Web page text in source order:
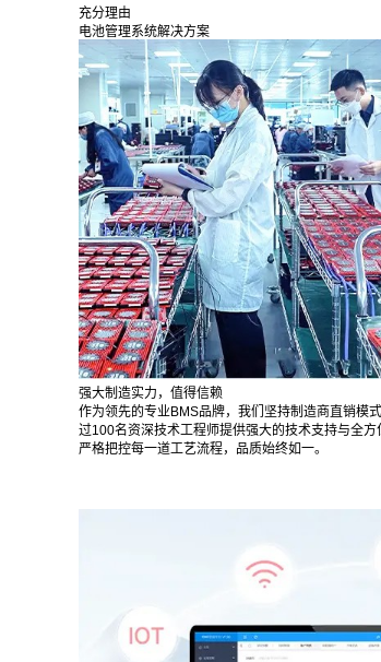
充分理由
电池管理系统解决方案
强大制造实力，值得信赖
作为领先的专业BMS品牌，我们坚持制造商直销模
过100名资深技术工程师提供强大的技术支持与全
严格把控每一道工艺流程，品质始终如一。